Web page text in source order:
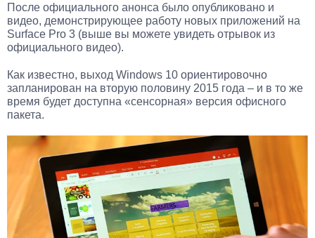
После официального анонса было опубликовано и
видео, демонстрирующее работу новых приложений на
Surface Pro 3 (выше вы можете увидеть отрывок из
официального видео).
Как известно, выход Windows 10 ориентировочно
запланирован на вторую половину 2015 года – и в то же
время будет доступна «сенсорная» версия офисного
пакета.